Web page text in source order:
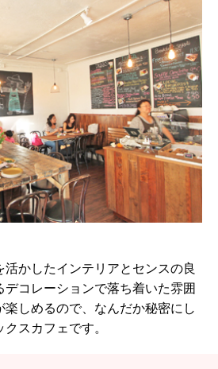
かしたインテリアとセンスの良
デコレーションで落ち着いた雰囲
しめるので、なんだか秘密にし
スカフェです。